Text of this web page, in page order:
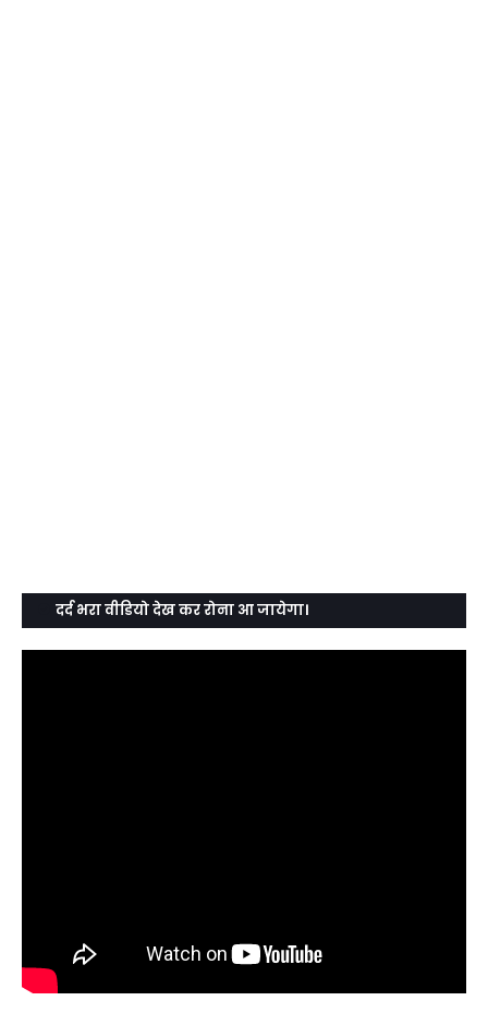
दर्द भरा वीडियो देख कर रोना आ जायेगा।